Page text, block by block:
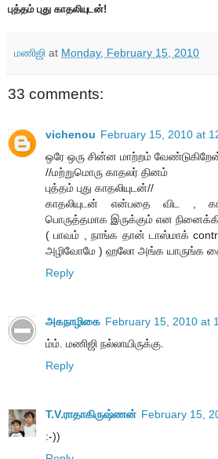
புத்தம் புது காதலியுடன்!
மணிஜி at Monday, February 15, 2010
33 comments:
vichenou February 15, 2010 at
ஒரே ஒரு சின்ன மாற்றம்
//மற்றுமொரு காதலர் தினம்
புத்தம் புது காதலியுடன்//
காதலியுடன் என்பதை விட ,
பொருத்தமாக இருக்கும் என
( பாவம் , நாங்க தான் டாஸ்மாக்
அழிவோமே ) ஹலோ அங்க யாருங்க கை
Reply
அகநாழிகை February 15, 2010 at
ம்ம். மணிஜி நல்லாயிருக்கு.
Reply
T.V.ராதாகிருஷ்ணன் February 15,
:-))